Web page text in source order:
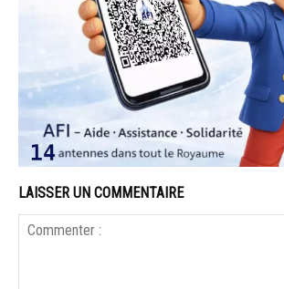
LAISSER UN COMMENTAIRE